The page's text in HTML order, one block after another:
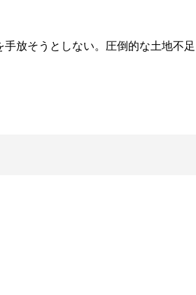
放そうとしない。圧倒的な土地不足